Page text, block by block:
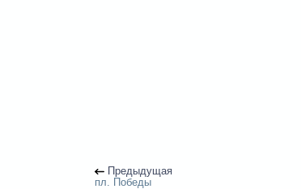
Предыдущая
пл. Победы